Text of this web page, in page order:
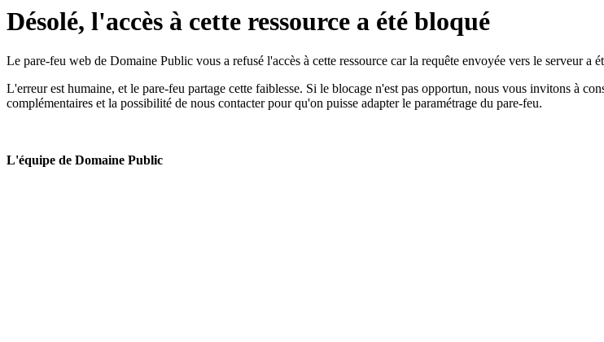
Désolé, l'accès à cette ressource a été bloqué
Le pare-feu web de Domaine Public vous a refusé l'accès à cette ressource car la requête envoyée vers le serveur a
L'erreur est humaine, et le pare-feu partage cette faiblesse. Si le blocage n'est pas opportun, nous vous invitons à
complémentaires et la possibilité de nous contacter pour qu'on puisse adapter le paramétrage du pare-feu.
L'équipe de Domaine Public